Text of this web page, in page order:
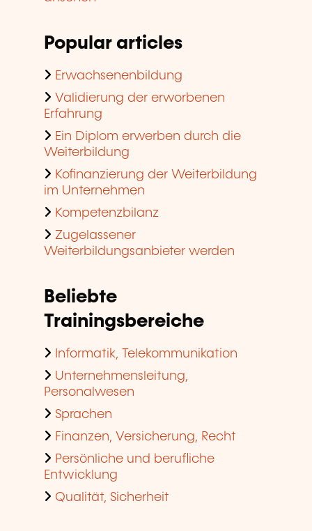
Popular articles
Erwachsenenbildung
Validierung der erworbenen
Erfahrung
Ein Diplom erwerben durch die
Weiterbildung
Kofinanzierung der Weiterbildung
im Unternehmen
Kompetenzbilanz
Zugelassener
Weiterbildungsanbieter werden
Beliebte
Trainingsbereiche
Informatik, Telekommunikation
Unternehmensleitung,
Personalwesen
Sprachen
Finanzen, Versicherung, Recht
Persönliche und berufliche
Entwicklung
Qualität, Sicherheit